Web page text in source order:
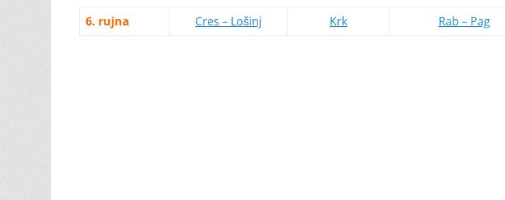
6. rujna Cres – Lošinj Krk Rab – Pag